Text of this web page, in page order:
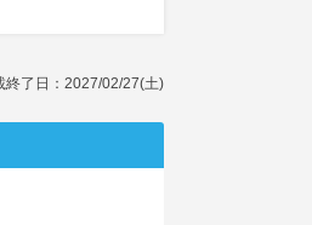
終了日：2027/02/27(土)